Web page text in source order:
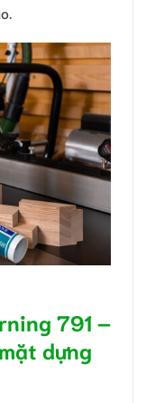
791 –
dựng